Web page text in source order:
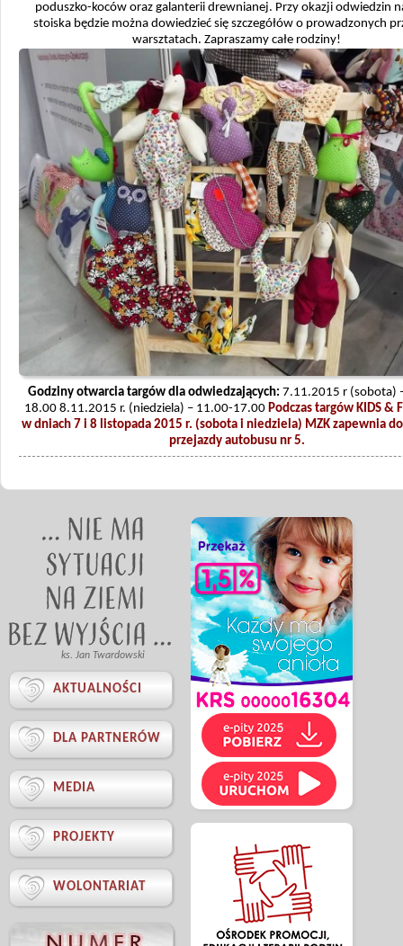
poduszko-koców oraz galanterii drewnianej. Przy okazji odwiedzin
stoiska będzie można dowiedzieć się szczegółów o prowadzonych
warsztatach. Zapraszamy całe rodziny!
Godziny otwarcia targów dla odwiedzających: 7.11.2015 r (sobota)
18.00 8.11.2015 r. (niedziela) – 11.00-17.00 Podczas targów KIDS &
w dniach 7 i 8 listopada 2015 r. (sobota i niedziela) MZK zapewnia
przejazdy autobusu nr 5.
ks. Jan Twardowski
 AKTUALNOŚCI
 DLA PARTNERÓW
 MEDIA
 PROJEKTY
 WOLONTARIAT